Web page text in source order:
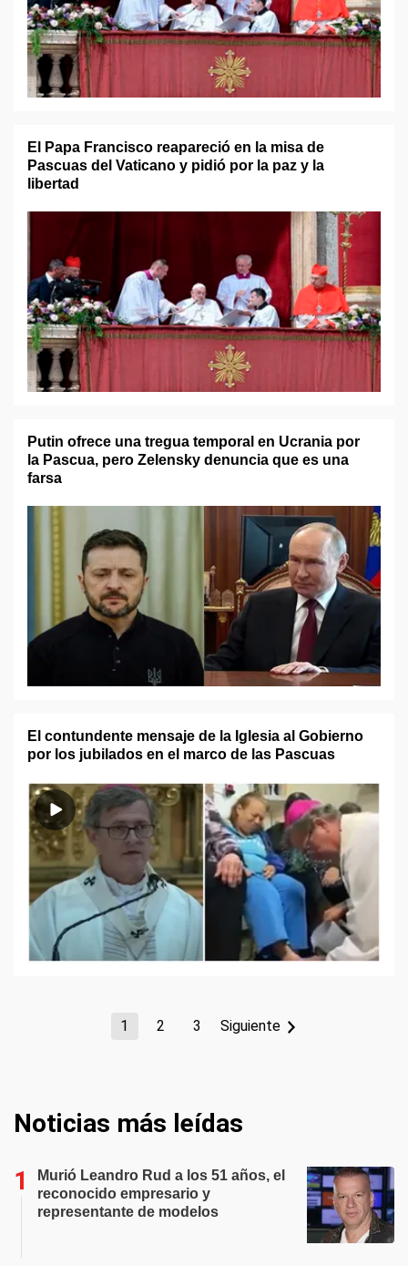
El Papa Francisco reapareció en la misa de
Pascuas del Vaticano y pidió por la paz y la
libertad
Putin ofrece una tregua temporal en Ucrania por
la Pascua, pero Zelensky denuncia que es una
farsa
El contundente mensaje de la Iglesia al Gobierno
por los jubilados en el marco de las Pascuas
1 2 3 Siguiente
Noticias más leídas
Murió Leandro Rud a los 51 años, el
reconocido empresario y
representante de modelos